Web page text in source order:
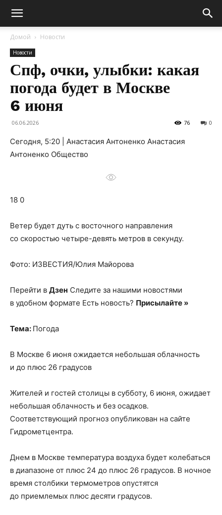
Домой Новости
Новости
Спф, очки, улыбки: какая
погода будет в Москве
6 июня
06.06.2026 0
76
Сегодня, 5:20 | Анастасия Антоненко Анастасия
Антоненко Общество
18 0
Ветер будет дуть с восточного направления
со скоростью четыре-девять метров в секунду.
Фото: ИЗВЕСТИЯ/Юлия Майорова
Перейти в Дзен Следите за нашими новостями
в удобном формате Есть новость? Присылайте »
Тема: Погода
В Москве 6 июня ожидается небольшая облачность
и до плюс 26 градусов
Жителей и гостей столицы в субботу, 6 июня, ожидает
небольшая облачность и без осадков.
Соответствующий прогноз опубликован на сайте
Гидрометцентра.
Днем в Москве температура воздуха будет колебаться
в диапазоне от плюс 24 до плюс 26 градусов. В ночное
время столбики термометров опустятся
до приемлемых плюс десяти градусов.